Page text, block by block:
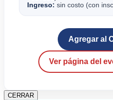
Ingreso: sin costo (con
Agregar al
Ver página del
CERRAR